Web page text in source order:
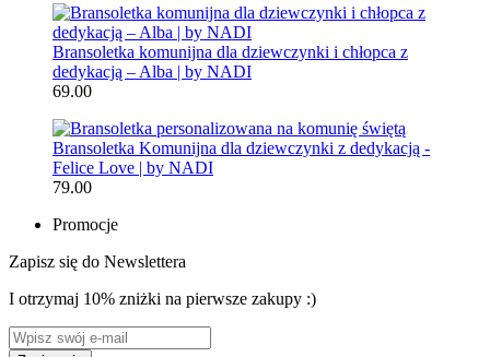
Bransoletka komunijna dla dziewczynki i chłopca z
dedykacją – Alba | by NADI
69.00
Bransoletka Komunijna dla dziewczynki z dedykacją -
Felice Love | by NADI
79.00
Promocje
Zapisz się do Newslettera
I otrzymaj 10% zniżki na pierwsze zakupy :)